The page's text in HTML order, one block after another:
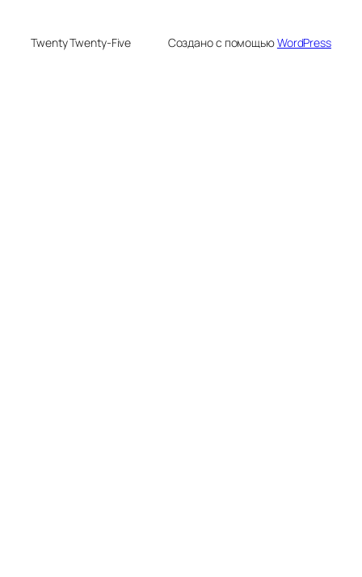
Twenty Twenty-Five Создано с помощьюWordPress